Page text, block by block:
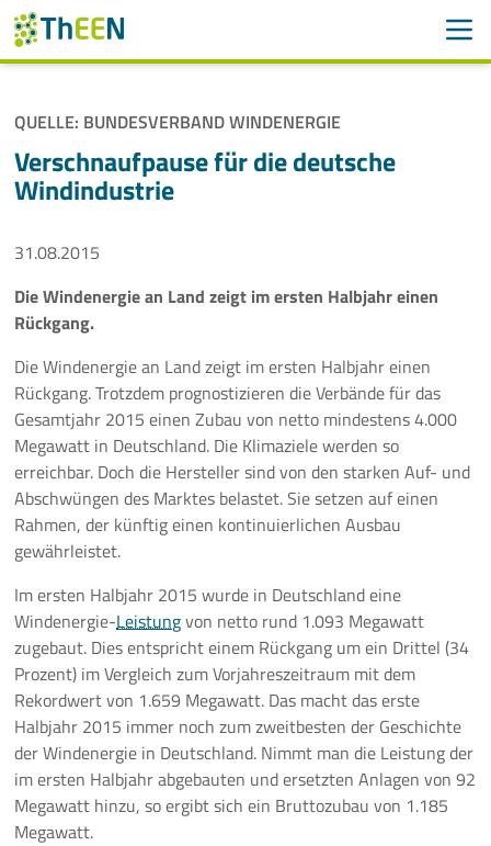
Navigation überspringen
ThEEN
Services
Mitglieder
Aktivitäten
Veranstaltungen
Aktuelles
Meldungen
Pressemeldungen
Branchenmeldungen
Statements
Positionen
Jobs
Mediathek
QUELLE: BUNDESVERBAND WINDENERGIE
Verschnaufpause für die deutsche
Windindustrie
31.08.2015
Die Windenergie an Land zeigt im ersten Halbjahr einen
Rückgang.
Die Windenergie an Land zeigt im ersten Halbjahr einen
Rückgang. Trotzdem prognostizieren die Verbände für das
Gesamtjahr 2015 einen Zubau von netto mindestens 4.000
Megawatt in Deutschland. Die Klimaziele werden so
erreichbar. Doch die Hersteller sind von den starken Auf- und
Abschwüngen des Marktes belastet. Sie setzen auf einen
Rahmen, der künftig einen kontinuierlichen Ausbau
gewährleistet.
Im ersten Halbjahr 2015 wurde in Deutschland eine
Windenergie-Leistungvon netto rund 1.093 Megawatt
zugebaut. Dies entspricht einem Rückgang um ein Drittel (34
Prozent) im Vergleich zum Vorjahreszeitraum mit dem
Rekordwert von 1.659 Megawatt. Das macht das erste
Halbjahr 2015 immer noch zum zweitbesten der Geschichte
der Windenergie in Deutschland. Nimmt man die Leistung der
im ersten Halbjahr abgebauten und ersetzten Anlagen von 92
Megawatt hinzu, so ergibt sich ein Bruttozubau von 1.185
Megawatt.